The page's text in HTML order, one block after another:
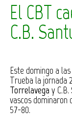
​El CBT
C.B.
Este domingo a
Trueba la jornada
Torrelavegay C.B.
vascos dominaron
57-80.